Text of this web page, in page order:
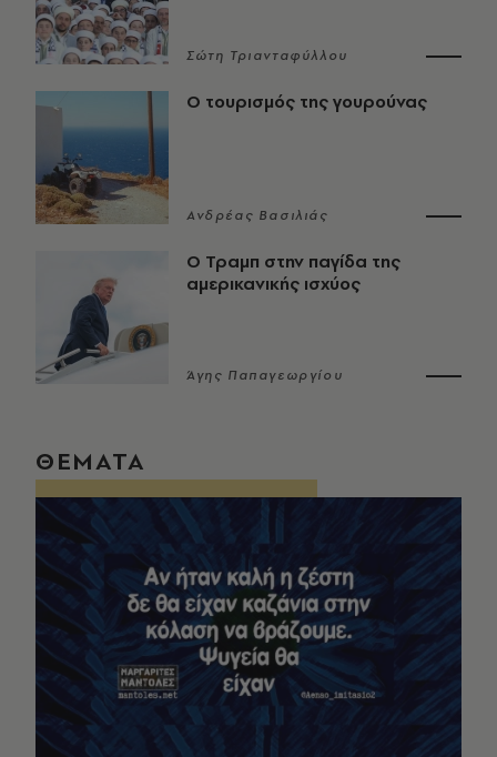
Σώτη Τριανταφύλλου
Ο τουρισμός της γουρούνας
Ανδρέας Βασιλιάς
Ο Τραμπ στην παγίδα της
αμερικανικής ισχύος
Άγης Παπαγεωργίου
ΘΕΜΑΤΑ